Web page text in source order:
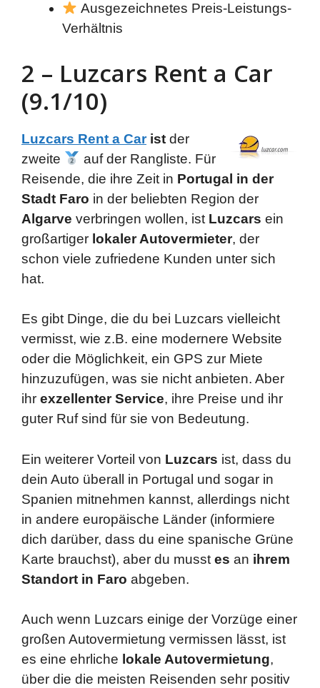
Ausgezeichnetes Preis-Leistungs-
Verhältnis
2 – Luzcars Rent a Car
(9.1/10)
Luzcars Rent a Carist der
zweite
auf der Rangliste. Für
Reisende, die ihre Zeit in Portugal in der
Stadt Faro in der beliebten Region der
Algarve verbringen wollen, ist Luzcars ein
großartiger lokaler Autovermieter, der
schon viele zufriedene Kunden unter sich
hat.
Es gibt Dinge, die du bei Luzcars vielleicht
vermisst, wie z.B. eine modernere Website
oder die Möglichkeit, ein GPS zur Miete
hinzuzufügen, was sie nicht anbieten. Aber
ihr exzellenter Service, ihre Preise und ihr
guter Ruf sind für sie von Bedeutung.
Ein weiterer Vorteil von Luzcars ist, dass du
dein Auto überall in Portugal und sogar in
Spanien mitnehmen kannst, allerdings nicht
in andere europäische Länder (informiere
dich darüber, dass du eine spanische Grüne
Karte brauchst), aber du musst es an ihrem
Standort in Faro abgeben.
Auch wenn Luzcars einige der Vorzüge einer
großen Autovermietung vermissen lässt, ist
es eine ehrliche lokale Autovermietung,
über die die meisten Reisenden sehr positiv